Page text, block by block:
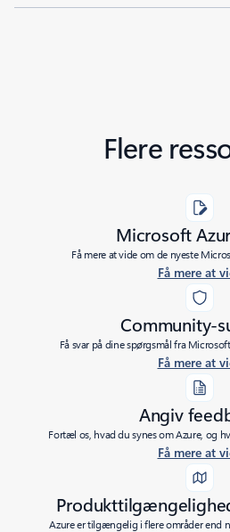
Flere
Microsoft
Få mere at vide om de nyeste
Få mere at
Community-
Få svar på dine spørgsmål fra
Få mere at
Angiv
Fortæl os, hvad du synes om Azure, og
Få mere at
Azure er tilgængelig i flere områder end